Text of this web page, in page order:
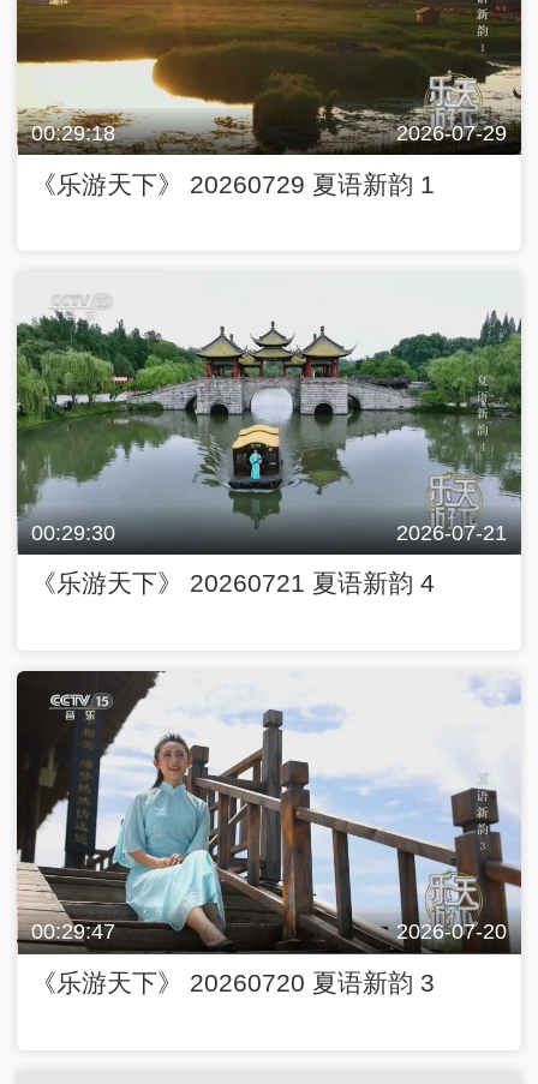
00:29:18 2026-07-29
《乐游天下》 20260729 夏语新韵 1
00:29:30 2026-07-21
《乐游天下》 20260721 夏语新韵 4
00:29:47 2026-07-20
《乐游天下》 20260720 夏语新韵 3